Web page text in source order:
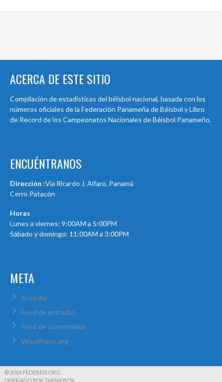
ACERCA DE ESTE SITIO
Compilación de estadísticas del béisbol nacional, basada con los
números oficiales de la Federación Panameña de Béisbol y Libro
de Record de los Campeonatos Nacionales de Béisbol Panameño.
ENCUÉNTRANOS
Dirección :Via Ricardo J. Alfaro, Panamá
Cerro Patacón
Horas
Lunes a viernes: 9:00AM a 5:00PM
Sábado y domingo: 11:00AM a 3:00PM
META
Acceder
Feed de entradas
Feed de comentarios
WordPress.org
© 2026 FEDEBEIS.ORG
DISEÑADO POR THEMEBOY